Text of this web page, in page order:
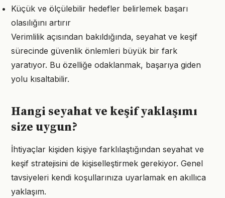
Küçük ve ölçülebilir hedefler belirlemek başarı
olasılığını artırır
Verimlilik açısından bakıldığında, seyahat ve keşif
sürecinde güvenlik önlemleri büyük bir fark
yaratıyor. Bu özelliğe odaklanmak, başarıya giden
yolu kısaltabilir.
Hangi seyahat ve keşif yaklaşımı
size uygun?
İhtiyaçlar kişiden kişiye farklılaştığından seyahat ve
keşif stratejisini de kişiselleştirmek gerekiyor. Genel
tavsiyeleri kendi koşullarınıza uyarlamak en akıllıca
yaklaşım.